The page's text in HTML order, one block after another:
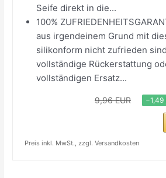
Seife direkt in die...
100%
aus irgendeinem Grund mit
silikonform nicht zufrieden
vollständige Rückerstattung
vollständigen Ersatz...
9,96 EUR −1,49
Preis inkl. MwSt., zzgl. Versandkosten